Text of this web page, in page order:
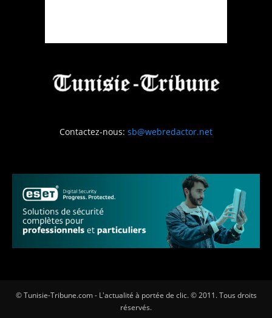
Contactez-nous: sb@webredactor.net
© Tunisie-Tribune.com - L'actualité à portée de clic. © 2011. Tous droits
réservés.